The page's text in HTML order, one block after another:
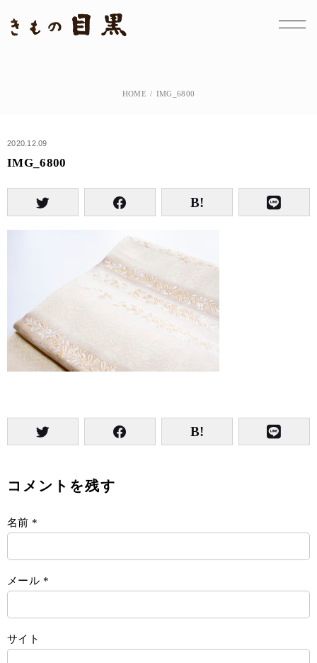
HOME IMG_6800
2020.12.09
IMG_6800
コメントを残す
名前 *
メール *
サイト